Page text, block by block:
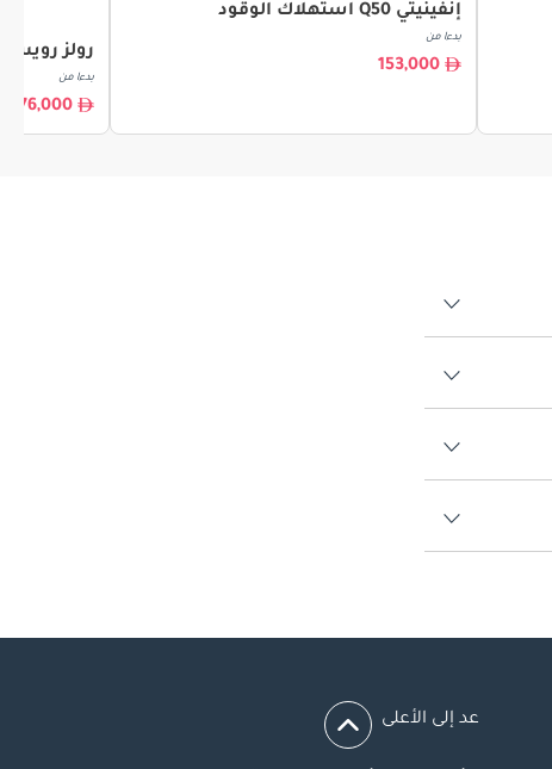
إنفينيتي Q50 استهلاك الوقود
بدءا من
153,000
رولز
بدءا من
276,000
عد إلى الأعلى